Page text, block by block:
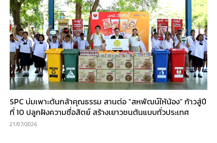
SPC บ่มเพาะต้นกล้าคุณธรรม สานต่อ “สหพัฒน์ให้น้อง” ก้าวสู่ปี
ที่ 10 ปลูกฝังความซื่อสัตย์ สร้างเยาวชนต้นแบบทั่วประเทศ
21/07/2026